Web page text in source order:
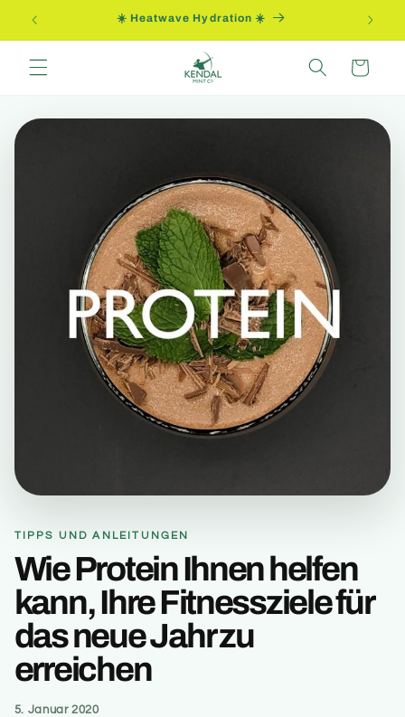
zum
Inhalt
☀️ Heatwave Hydration ☀️
Warenkorb
TIPPS UND ANLEITUNGEN
Wie Protein Ihnen helfen
kann, Ihre Fitnessziele für
das neue Jahr zu
erreichen
5. Januar 2020